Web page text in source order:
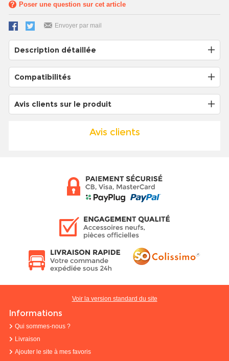
Poser une question sur cet article
Envoyer par mail
Description détaillée
Compatibilités
Avis clients sur le produit
Avis clients
Voir la version standard du site
Informations
Qui sommes-nous ?
Livraison
Ajouter le site à mes favoris